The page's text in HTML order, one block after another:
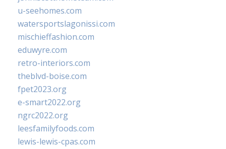
u-seehomes.com
watersportslagonissi.com
mischieffashion.com
eduwyre.com
retro-interiors.com
theblvd-boise.com
fpet2023.org
e-smart2022.org
ngrc2022.org
leesfamilyfoods.com
lewis-lewis-cpas.com